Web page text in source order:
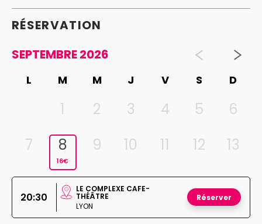
RÉSERVATION
SEPTEMBRE 2026
L M M J V S D
1 2 3 4 5
6
7
8
16€
9 10 11 12 13
20:30
LE COMPLEXE CAFE-
THÉÂTRE
LYON
Réserver